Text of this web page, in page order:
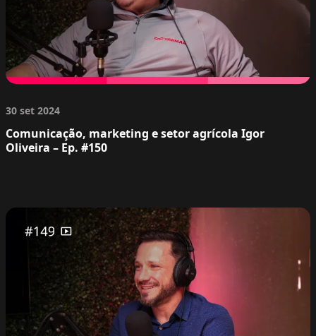
30 set 2024
Comunicação, marketing e setor agrícola Igor
Oliveira – Ep. #150